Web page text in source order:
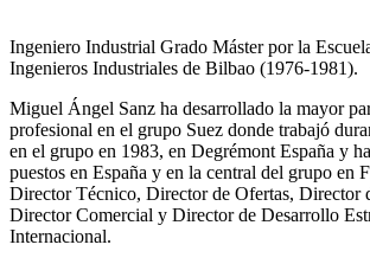
Ingeniero Industrial Grado Máster por la
Ingenieros Industriales de Bilbao (1976-1981).
Miguel Ángel Sanz ha desarrollado la mayor
profesional en el grupo Suez donde trabajó
en el grupo en 1983, en Degrémont España y
puestos en España y en la central del grupo en
Director Técnico, Director de Ofertas, Director
Director Comercial y Director de Desarrollo
Internacional.